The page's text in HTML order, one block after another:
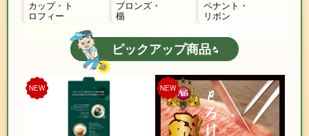
カップ・ト
ロフィー
ブロンズ・
楯
ペナント・
リボン
ピックアップ商品
NEW NEW